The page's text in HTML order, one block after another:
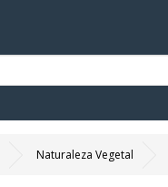
Naturaleza Vegetal